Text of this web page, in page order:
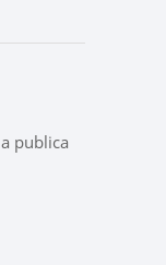
publica